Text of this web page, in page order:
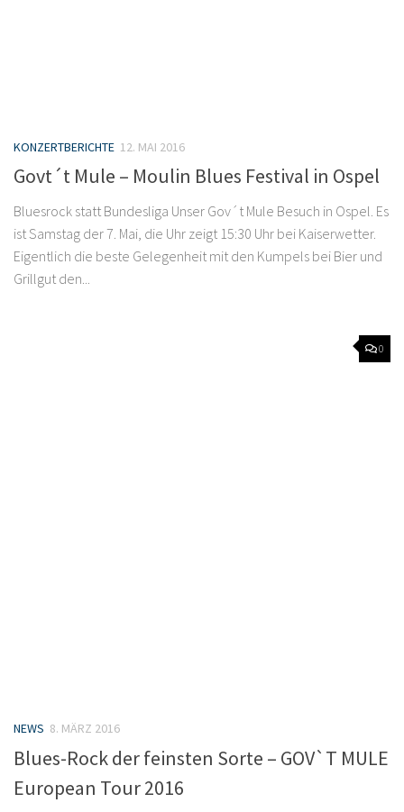
KONZERTBERICHTE 12. MAI 2016
Govt´t Mule – Moulin Blues Festival in Ospel
Bluesrock statt Bundesliga Unser Gov´t Mule Besuch in Ospel. Es
ist Samstag der 7. Mai, die Uhr zeigt 15:30 Uhr bei Kaiserwetter.
Eigentlich die beste Gelegenheit mit den Kumpels bei Bier und
Grillgut den...
0
NEWS 8. MÄRZ 2016
Blues-Rock der feinsten Sorte – GOV`T MULE
European Tour 2016